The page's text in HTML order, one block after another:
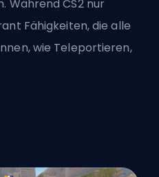
Während CS2 nur
Fähigkeiten, die alle
wie Teleportieren,